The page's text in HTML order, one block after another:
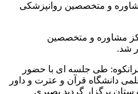
مشاوره و متخصصین
شد.
طی جلسه ای با حضور
دانشگاه قرآن و عترت و داور
برگزار گردید بصیری